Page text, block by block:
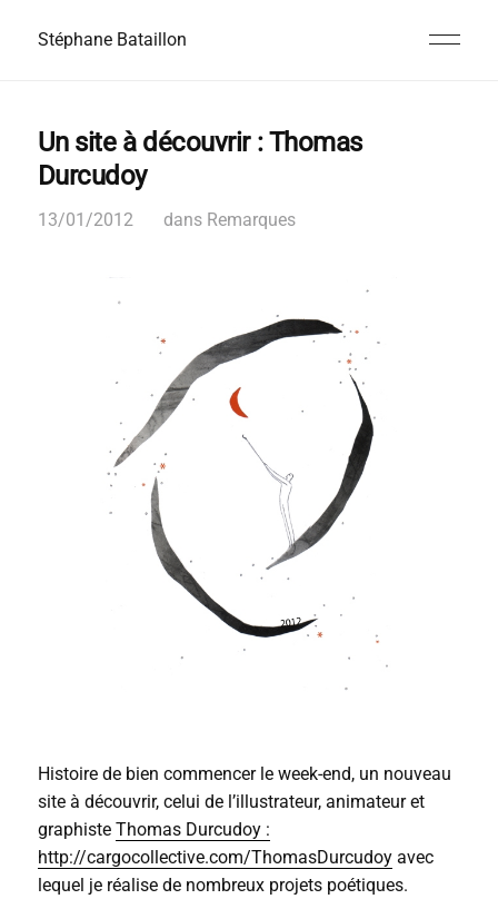
Stéphane Bataillon
Un site à découvrir : Thomas
Durcudoy
13/01/2012 dans Remarques
Histoire de bien commencer le week-end, un nouveau
site à découvrir, celui de l’illustrateur, animateur et
graphiste Thomas Durcudoy :
http://cargocollective.com/ThomasDurcudoyavec
lequel je réalise de nombreux projets poétiques.